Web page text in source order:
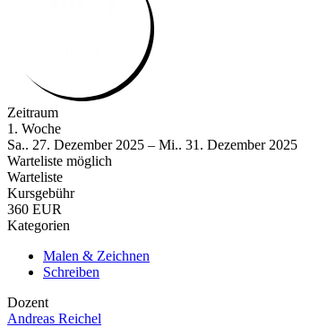
Zeitraum
1. Woche
Sa.. 27. Dezember 2025 – Mi.. 31. Dezember 2025
Warteliste möglich
Warteliste
Kursgebühr
360 EUR
Kategorien
Malen & Zeichnen
Schreiben
Dozent
Andreas Reichel